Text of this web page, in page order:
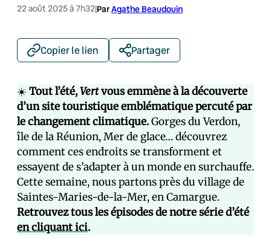
22 août 2025 à 7h32|ParAgathe Beaudouin
Copier le lien Partager
☀️ Tout l’été,Vertvous emmène à la découverte
d’un site touristique emblématique percuté par
le changement climatique.Gorges du Verdon,
île de la Réunion, Mer de glace… découvrez
comment ces endroits se transforment et
essayent de s’adapter à un monde en surchauffe.
Cette semaine, nous partons près du village de
Saintes-Maries-de-la-Mer, en Camargue.
Retrouvez tous les épisodes de notre série d’été
en cliquant ici.